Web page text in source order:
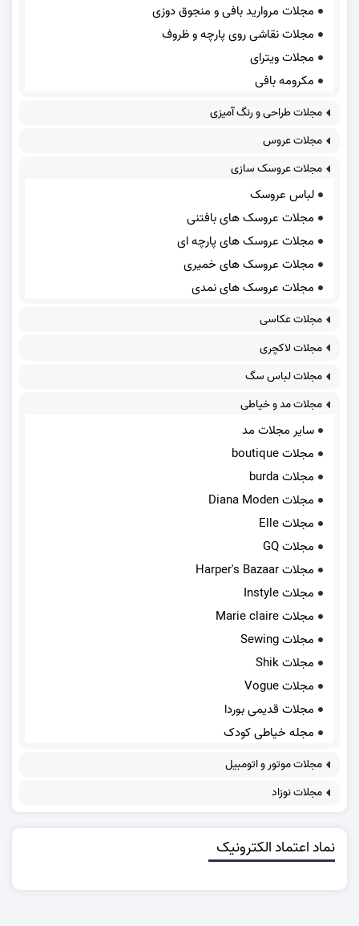
مجلات مروارید بافی و منجوق دوزی
مجلات نقاشی روی پارچه و ظروف
مجلات ویترای
مکرومه بافی
مجلات طراحی و رنگ آمیزی
مجلات عروس
مجلات عروسک سازی
لباس عروسک
مجلات عروسک های بافتنی
مجلات عروسک های پارچه ای
مجلات عروسک های خمیری
مجلات عروسک های نمدی
مجلات عکاسی
مجلات لاکچری
مجلات لباس سگ
مجلات مد و خیاطی
سایر مجلات مد
مجلات boutique
مجلات burda
مجلات Diana Moden
مجلات Elle
مجلات GQ
مجلات Harper's Bazaar
مجلات Instyle
مجلات Marie claire
مجلات Sewing
مجلات Shik
مجلات Vogue
مجلات قدیمی بوردا
مجله خیاطی کودک
مجلات موتور و اتومبیل
مجلات نوزاد
نماد اعتماد الکترونیک